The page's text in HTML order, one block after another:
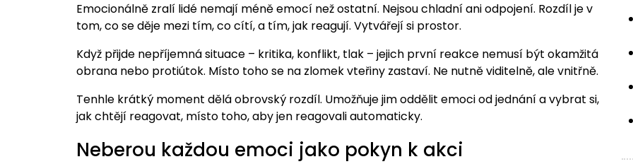
Emocionálně zralí lidé nemají méně emocí než ostatní. Nejsou chladní ani odpojení. Rozdíl je v
tom, co se děje mezi tím, co cítí, a tím, jak reagují. Vytvářejí si prostor.
Když přijde nepříjemná situace – kritika, konflikt, tlak – jejich první reakce nemusí být okamžitá
obrana nebo protiútok. Místo toho se na zlomek vteřiny zastaví. Ne nutně viditelně, ale vnitřně.
Tenhle krátký moment dělá obrovský rozdíl. Umožňuje jim oddělit emoci od jednání a vybrat si,
jak chtějí reagovat, místo toho, aby jen reagovali automaticky.
Neberou každou emoci jako pokyn k akci